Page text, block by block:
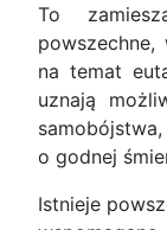
To
na temat
uznają
o godnej
Istnieje